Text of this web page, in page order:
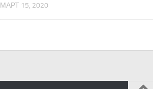
МАРТ 15, 2020